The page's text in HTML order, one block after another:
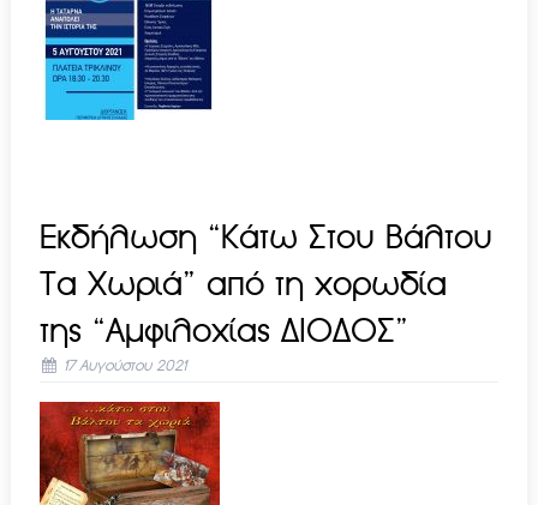
Εκδήλωση “Κάτω Στου Βάλτου
Τα Χωριά” από τη χορωδία
της “Αμφιλοχίας ΔΙΟΔΟΣ”
17 Αυγούστου 2021